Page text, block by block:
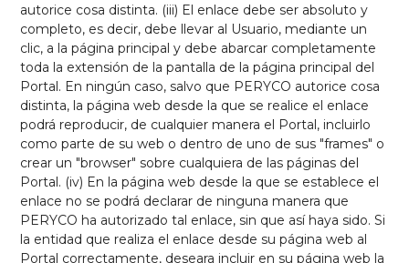
autorice cosa distinta. (iii) El enlace debe ser absoluto y
completo, es decir, debe llevar al Usuario, mediante un
clic, a la página principal y debe abarcar completamente
toda la extensión de la pantalla de la página principal del
Portal. En ningún caso, salvo que PERYCO autorice cosa
distinta, la página web desde la que se realice el enlace
podrá reproducir, de cualquier manera el Portal, incluirlo
como parte de su web o dentro de uno de sus "frames" o
crear un "browser" sobre cualquiera de las páginas del
Portal. (iv) En la página web desde la que se establece el
enlace no se podrá declarar de ninguna manera que
PERYCO ha autorizado tal enlace, sin que así haya sido. Si
la entidad que realiza el enlace desde su página web al
Portal correctamente, deseara incluir en su página web la